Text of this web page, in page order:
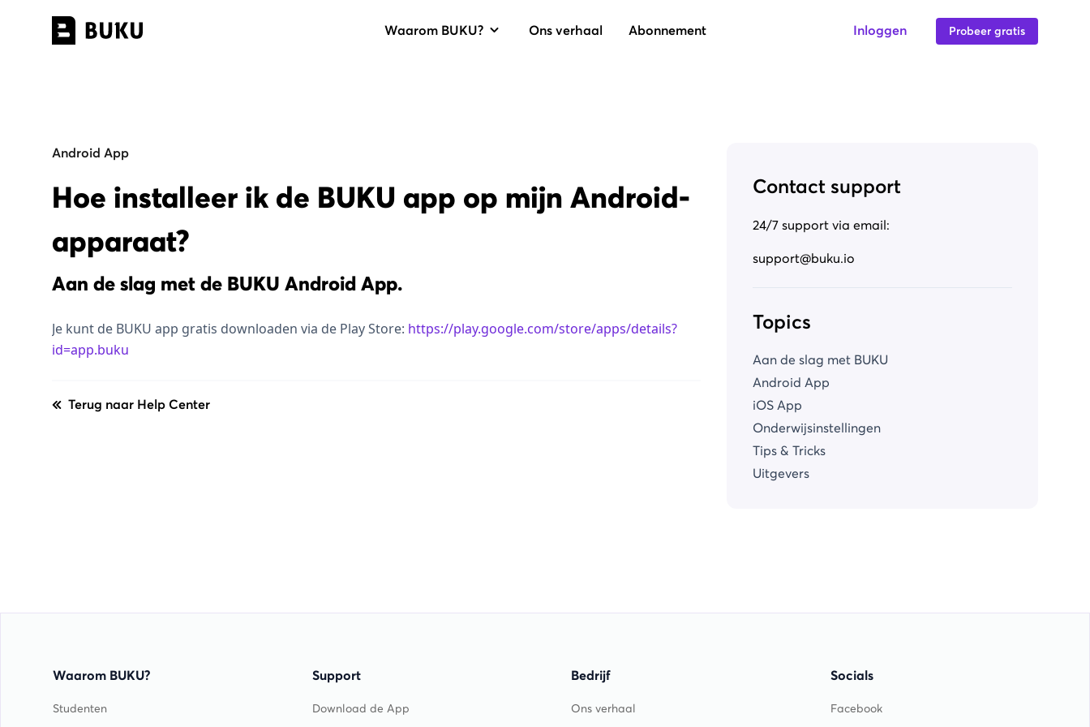
Waarom BUKU? Ons verhaal Abonnement Inloggen Probeer gratis
Android App
Hoe installeer ik de BUKU app op mijn Android-
apparaat?
Aan de slag met de BUKU Android App.
Je kunt de BUKU app gratis downloaden via de Play Store: https://play.google.com/store/apps/details?
id=app.buku
Terug naar Help Center
Contact support
24/7 support via email:
support@buku.io
Topics
Aan de slag met BUKU
Android App
iOS App
Onderwijsinstellingen
Tips & Tricks
Uitgevers
Waarom BUKU?
Studenten
Support
Download de App
Bedrijf
Ons verhaal
Socials
Facebook